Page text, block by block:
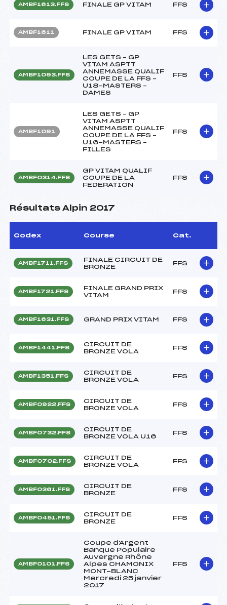
AMBF1613.FFS FINALE GP VITAM FFS
AMBF1611 FINALE GP VITAM FFS
AMBF1093.FFS
LES GETS – GP
VITAM ASPTT
ANNEMASSE QUALIF
COUPE DE LA FFS –
U18-MASTERS –
DAMES
FFS
AMBF1091
LES GETS – GP
VITAM ASPTT
ANNEMASSE QUALIF
COUPE DE LA FFS –
U16-MASTERS –
FILLES
FFS
AMBF0314.FFS
GP VITAM QUALIF
COUPE DE LA
FEDERATION
FFS
Résultats Alpin 2017
Codex Course Cat.
AMBF1711.FFS
FINALE CIRCUIT DE
BRONZE
FFS
AMBF1721.FFS
FINALE GRAND PRIX
VITAM
FFS
AMBF1631.FFS GRAND PRIX VITAM FFS
AMBF1441.FFS
CIRCUIT DE
BRONZE VOLA
FFS
AMBF1351.FFS
CIRCUIT DE
BRONZE VOLA
FFS
AMBF0922.FFS
CIRCUIT DE
BRONZE VOLA
FFS
AMBF0732.FFS
CIRCUIT DE
BRONZE VOLA U16
FFS
AMBF0702.FFS
CIRCUIT DE
BRONZE VOLA
FFS
AMBF0361.FFS
CIRCUIT DE
BRONZE
FFS
AMBF0451.FFS
CIRCUIT DE
BRONZE
FFS
AMBF0101.FFS
Coupe d'Argent
Banque Populaire
Auvergne Rhône
Alpes CHAMONIX
MONT-BLANC
Mercredi 25 janvier
2017
FFS